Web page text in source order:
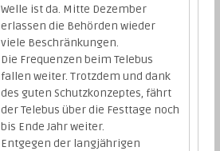
Welle ist da. Mitte Dezember
erlassen die Behörden wieder
viele Beschränkungen.
Die Frequenzen beim Telebus
fallen weiter. Trotzdem und dank
des guten Schutzkonzeptes, fährt
der Telebus über die Festtage noch
bis Ende Jahr weiter.
Entgegen der langjährigen